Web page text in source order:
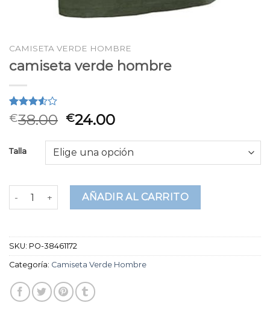
CAMISETA VERDE HOMBRE
camiseta verde hombre
Valorado
3.50
en
2
puntuaciones
clientes
€38.00 €24.00
Talla
camiseta verde hombre cantidad
AÑADIR AL CARRITO
SKU: PO-38461172
Categoría: Camiseta Verde Hombre